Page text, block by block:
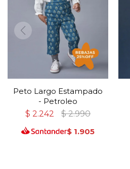
Peto Largo Estampado
- Petroleo
$ 2.242 $ 2.990
$ 1.905